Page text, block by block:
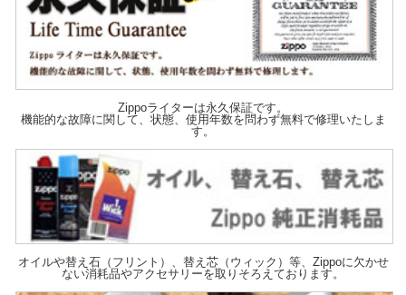
Zippoライターは永久保証です。
機能的な故障に関して、状態、使用年数を問わず無料で修理いたしま
す。
オイルや替え石（フリント）、替え芯（ウィック）等、Zippoに欠かせ
ない消耗品やアクセサリーを取りそろえております。